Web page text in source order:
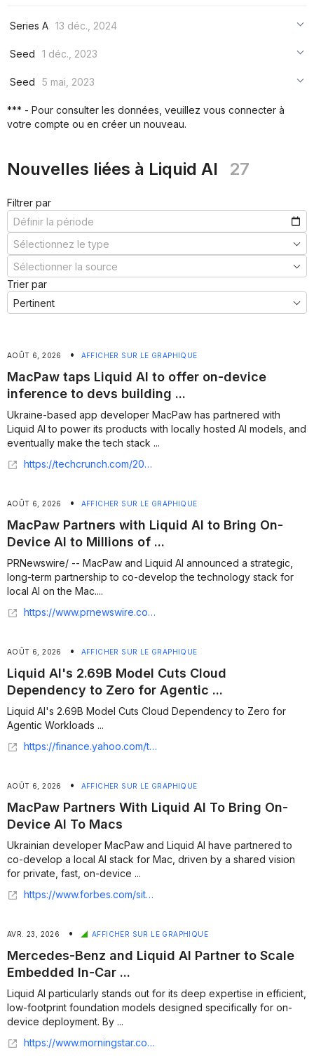
Series A 13 déc., 2024
***
Seed
1 déc., 2023
***
Seed
5 mai, 2023
*** - Pour consulter les données, veuillez vous connecter à
votre compte ou en créer un nouveau.
Nouvelles liées à Liquid AI 27
Filtrer par
Trier par
AOÛT 6, 2026 • AFFICHER SUR LE GRAPHIQUE
MacPaw taps Liquid AI to offer on-device
inference to devs building ...
Ukraine-based app developer MacPaw has partnered with
Liquid AI to power its products with locally hosted AI models, and
eventually make the tech stack ...
https://techcrunch.com/2026/08/05/macpaw-taps-liquid-ai-to-offer-on-device-inference-to-devs-building-for-its-app-store/
AOÛT 6, 2026 • AFFICHER SUR LE GRAPHIQUE
MacPaw Partners with Liquid AI to Bring On-
Device AI to Millions of ...
PRNewswire/ -- MacPaw and Liquid AI announced a strategic,
long-term partnership to co-develop the technology stack for
local AI on the Mac....
https://www.prnewswire.com/news-releases/macpaw-partners-with-liquid-ai-to-bring-on-device-ai-to-millions-of-mac-users-302843688.html
AOÛT 6, 2026 • AFFICHER SUR LE GRAPHIQUE
Liquid AI's 2.69B Model Cuts Cloud
Dependency to Zero for Agentic ...
Liquid AI's 2.69B Model Cuts Cloud Dependency to Zero for
Agentic Workloads ...
https://finance.yahoo.com/technology/ai/articles/liquid-ai-2-69b-model-013716912.html
AOÛT 6, 2026 • AFFICHER SUR LE GRAPHIQUE
MacPaw Partners With Liquid AI To Bring On-
Device AI To Macs
Ukrainian developer MacPaw and Liquid AI have partnered to
co-develop a local AI stack for Mac, driven by a shared vision
for private, fast, on-device ...
https://www.forbes.com/sites/marksparrow/2026/08/05/macpaw-partners-with-liquid-ai-to-bring-on-device-ai-to-macs/
AVR. 23, 2026 • AFFICHER SUR LE GRAPHIQUE
Mercedes-Benz and Liquid AI Partner to Scale
Embedded In-Car ...
Liquid AI particularly stands out for its deep expertise in efficient,
low-footprint foundation models designed specifically for on-
device deployment. By ...
https://www.morningstar.com/news/business-wire/20260423009970/mercedes-benz-and-liquid-ai-partner-to-scale-embedded-in-car-intelligence-in-north-america